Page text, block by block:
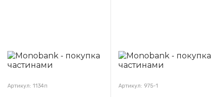
Артикул: 1134п Артикул: 975-1